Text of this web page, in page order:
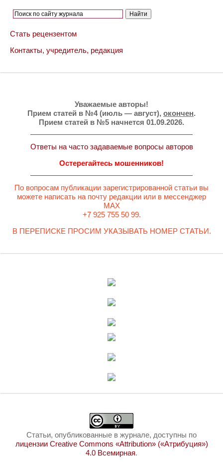
Стать рецензентом
Контакты, учредитель, редакция
Уважаемые авторы!
Прием статей в №4 (июль — август), окончен.
Прием статей в №5 начнется 01.09.2026.
Ответы на часто задаваемые вопросы авторов
Остерегайтесь мошенников!
По вопросам публикации зарегистрированной статьи вы
можете написать на почту редакции или в мессенджер
MAX
+7 925 755 50 99.
В ПЕРЕПИСКЕ ПРОСИМ УКАЗЫВАТЬ НОМЕР СТАТЬИ.
Статьи, опубликованные в журнале, доступны по
лицензии Creative Commons «Attribution» («Атрибуция»)
4.0 Всемирная.